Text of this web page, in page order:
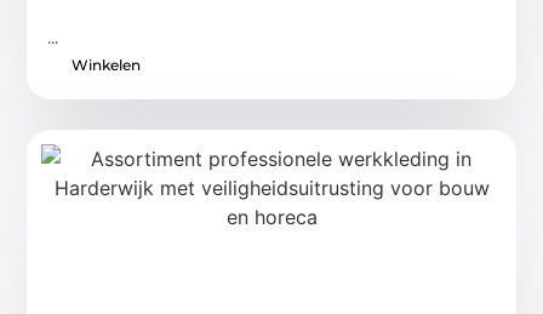
...
Winkelen